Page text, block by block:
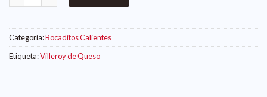
Categoría:Bocaditos Calientes
Etiqueta:Villeroy de Queso